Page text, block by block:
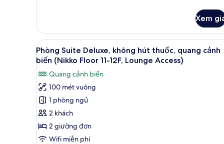
biển
(Nikko
Floor
11-
12/F,
Lounge
Access)
Phòng
dành
cho
gia
đình,
không
hút
thuốc,
quang
cảnh
(Nikko
Floor
Xem
Xem
tất
ảnh
Phòng
Suite
Deluxe,
không
hút
Phòng Suite Deluxe, không
17
Phòng Suite Deluxe, không hút thuốc, quang cảnh
biển (Nikko Floor 11-12F, Lounge Access)
Quang cảnh biển
100 mét vuông
1 phòng ngủ
2 khách
2 giường đơn
Wifi miễn phí